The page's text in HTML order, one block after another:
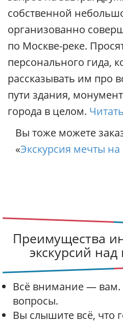
собственной
организованно
по Москве-реке.
персонального гида,
рассказывать им про
пути здания,
города в целом.
Вы тоже можете
«Экскурсия мечты на
Преимущества
экскурсий
Всё внимание — вам.
вопросы.
Вы слышите всё, что